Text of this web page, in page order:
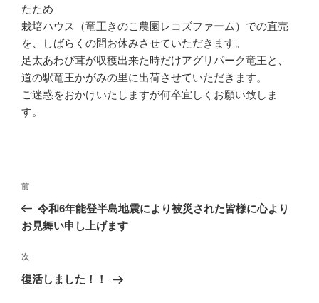
たため
栽培ハウス（竜王きのこ農園レコズファーム）での直売
を、しばらくの間お休みさせていただきます。
足太あわび茸が収穫出来た時だけアグリパーク竜王と、
道の駅竜王かがみの里に出荷させていただきます。
ご迷惑をおかけいたしますが何卒宜しくお願い致しま
す。
投
ナ
ゲ
ー
前
の
投
前
令和6年能登半島地震により被災された皆様に心より
お見舞い申し上げます
次
の
次
復活しました！！